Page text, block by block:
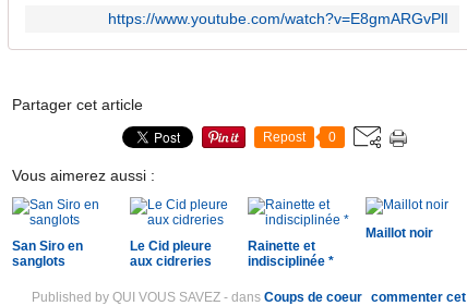
https://www.youtube.com/watch?v=E8gmARGvPlI
Partager cet article
Repost 0
Vous aimerez aussi :
San Siro en
sanglots
Le Cid pleure
aux cidreries
Rainette et
indisciplinée *
Maillot noir
Published by QUI VOUS SAVEZ - dans Coups de coeur commenter cet